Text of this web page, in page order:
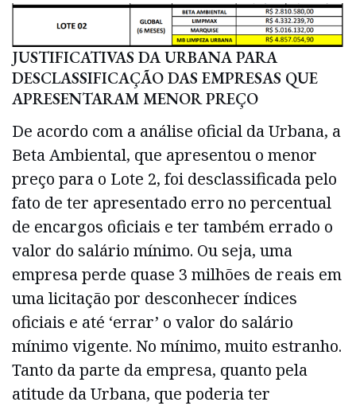
JUSTIFICATIVAS DA URBANA PARA
DESCLASSIFICAÇÃO DAS EMPRESAS QUE
APRESENTARAM MENOR PREÇO
De acordo com a análise oficial da Urbana, a
Beta Ambiental, que apresentou o menor
preço para o Lote 2, foi desclassificada pelo
fato de ter apresentado erro no percentual
de encargos oficiais e ter também errado o
valor do salário mínimo. Ou seja, uma
empresa perde quase 3 milhões de reais em
uma licitação por desconhecer índices
oficiais e até ‘errar’ o valor do salário
mínimo vigente. No mínimo, muito estranho.
Tanto da parte da empresa, quanto pela
atitude da Urbana, que poderia ter